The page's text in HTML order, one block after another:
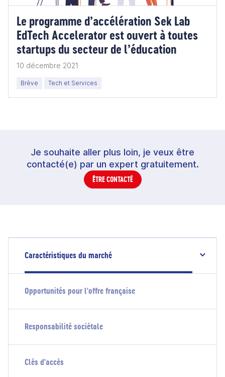
Le programme d’accélération Sek Lab
EdTech Accelerator est ouvert à toutes
startups du secteur de l’éducation
10 décembre 2021
Brève Tech et Services
Je souhaite aller plus loin, je veux être
contacté(e) par un expert gratuitement.
ÊTRE CONTACTÉ
Caractéristiques du marché
Opportunités pour l'offre française
Responsabilité sociétale
Clés d'accès